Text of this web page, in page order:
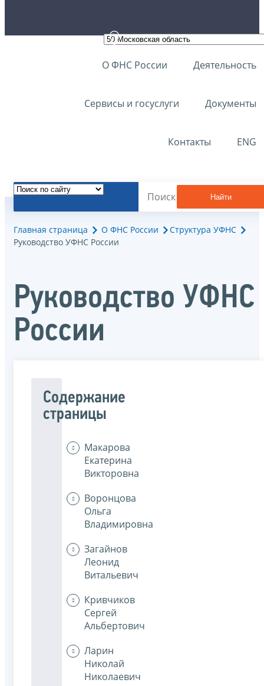
О ФНС России Деятельность
Сервисы и госуслуги Документы
Контакты ENG
Найти
Главная страница О ФНС России
Структура УФНС
Руководство УФНС России
Руководство УФНС
России
Содержание
страницы
Макарова
Екатерина
Викторовна
Воронцова
Ольга
Владимировна
Загайнов
Леонид
Витальевич
Кривчиков
Сергей
Альбертович
Ларин
Николай
Николаевич